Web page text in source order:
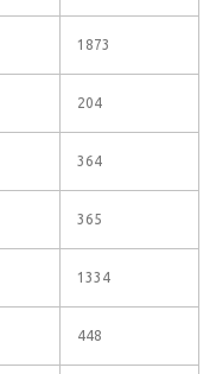
1873
204
364
365
1334
448